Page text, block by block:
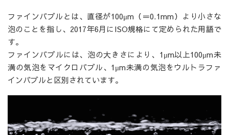
ファインバブルとは、直径が100μm（＝0.1mm）より小さな
泡のことを指し、2017年6月にISO規格にて定められた用語で
す。
ファインバブルには、泡の大きさにより、1μm以上100μm未
満の気泡をマイクロバブル、1μm未満の気泡をウルトラファ
インバブルと区別されています。